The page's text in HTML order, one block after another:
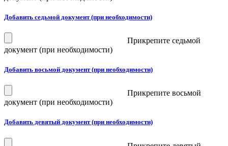
Добавить седьмой документ (при необходимости)
Прикрепите седьмой
документ (при необходимости)
Добавить восьмой документ (при необходимости)
Прикрепите восьмой
документ (при необходимости)
Добавить девятый документ (при необходимости)